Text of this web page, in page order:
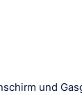
und